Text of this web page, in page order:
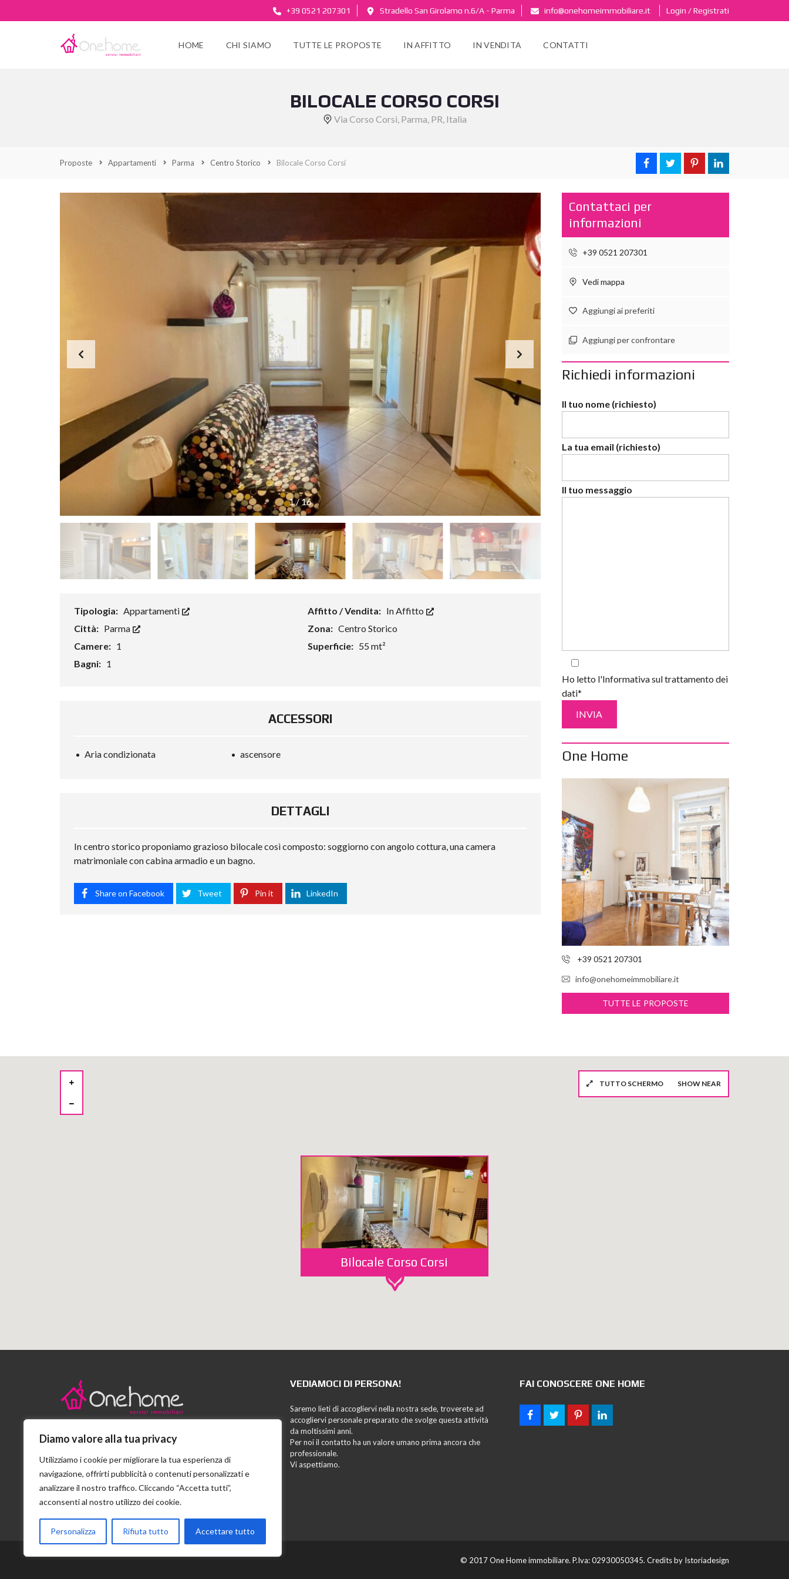
Diamo valore alla tua privacy
Utilizziamo i cookie per migliorare la tua esperienza di
navigazione, offrirti pubblicità o contenuti personalizzati e
analizzare il nostro traffico. Cliccando “Accetta tutti”,
acconsenti al nostro utilizzo dei cookie.
Personalizza Rifiuta tutto Accettare tutto
+39 0521 207301 Stradello San Girolamo n.6/A - Parma info@onehomeimmobiliare.it Login / Registrati
HOME CHI SIAMO TUTTE LE PROPOSTE IN AFFITTO IN VENDITA CONTATTI
BILOCALE CORSO CORSI
Via Corso Corsi, Parma, PR, Italia
Proposte Appartamenti Parma Centro Storico Bilocale Corso Corsi
1/16
Tipologia: Appartamenti Affitto / Vendita: In Affitto
Città: Parma Zona: Centro Storico
Camere: 1 Superficie: 55 mt²
Bagni: 1
ACCESSORI
Aria condizionata ascensore
DETTAGLI
In centro storico proponiamo grazioso bilocale così composto: soggiorno con angolo cottura, una camera
matrimoniale con cabina armadio e un bagno.
Share on Facebook Tweet Pin it LinkedIn
Contattaci per
informazioni
+39 0521 207301
Vedi mappa
Aggiungi ai preferiti
Aggiungi per confrontare
Richiedi informazioni
Il tuo nome (richiesto)
La tua email (richiesto)
Il tuo messaggio
Ho letto l'Informativa sul trattamento dei
dati*
One Home
+39 0521 207301
info@onehomeimmobiliare.it
TUTTE LE PROPOSTE
Bilocale Corso Corsi
TUTTO SCHERMO SHOW NEAR
Stradello San Girolamo n.6/A - Parma
+39 0521 207301
info@onehomeimmobiliare.it
VEDIAMOCI DI PERSONA!
Saremo lieti di accogliervi nella nostra sede, troverete ad
accogliervi personale preparato che svolge questa attività
da moltissimi anni.
Per noi il contatto ha un valore umano prima ancora che
professionale.
Vi aspettiamo.
FAI CONOSCERE ONE HOME
© 2017 One Home immobiliare. P.Iva: 02930050345. Credits by Istoriadesign